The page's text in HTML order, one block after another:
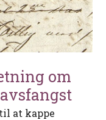
om
at kappe